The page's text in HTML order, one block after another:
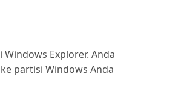
Explorer. Anda
partisi Windows Anda